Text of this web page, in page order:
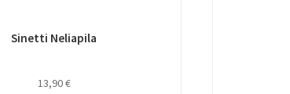
Sinetti Neliapila
13,90€